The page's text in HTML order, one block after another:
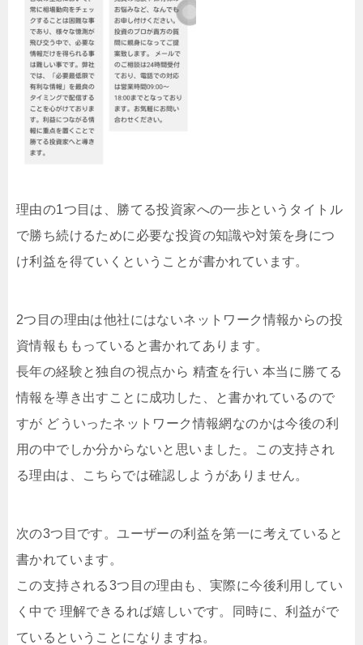
理由の1つ目は、勝てる投資家への一歩というタイトル
で勝ち続けるために必要な投資の知識や対策を身につ
け利益を得ていくということが書かれています。
2つ目の理由は他社にはないネットワーク情報からの投
資情報ももっていると書かれてあります。
長年の経験と独自の視点から 精査を行い 本当に勝てる
情報を導き出すことに成功した、と書かれているので
すが どういったネットワーク情報網なのかは今後の利
用の中でしか分からないと思いました。この支持され
る理由は、こちらでは確認しようがありません。
次の3つ目です。ユーザーの利益を第一に考えていると
書かれています。
この支持される3つ目の理由も、実際に今後利用してい
く中で 理解できるれば嬉しいです。同時に、利益がで
ているということになりますね。